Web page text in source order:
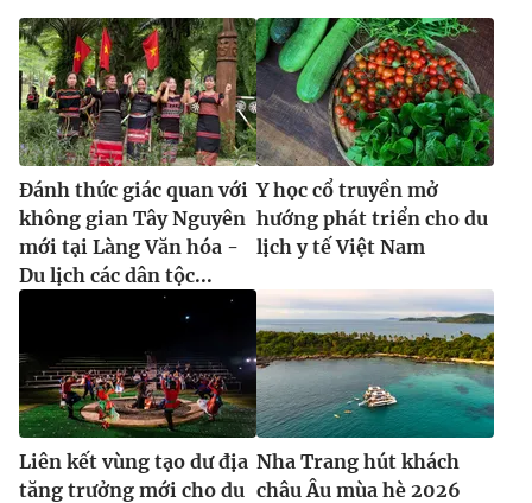
Đánh thức giác quan với
không gian Tây Nguyên
mới tại Làng Văn hóa -
Du lịch các dân tộc...
Y học cổ truyền mở
hướng phát triển cho du
lịch y tế Việt Nam
Liên kết vùng tạo dư địa
tăng trưởng mới cho du
Nha Trang hút khách
châu Âu mùa hè 2026